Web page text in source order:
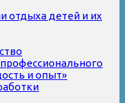
отдыха детей и их
и опыт»